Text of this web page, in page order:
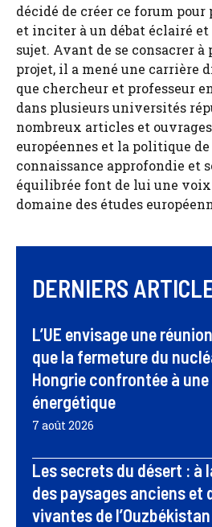
décidé de créer ce forum pour
et inciter à un débat éclairé
sujet. Avant de se consacrer à
projet, il a mené une carrière
que chercheur et professeur
dans plusieurs universités
nombreux articles et
européennes et la politique de
connaissance approfondie et
équilibrée font de lui une voix
domaine des études
DERNIERS
L’UE envisage une
que la fermeture du
Hongrie confrontée à
énergétique
7 août 2026
Les secrets du désert : à
des paysages anciens
vivantes de l’Ouzbékistan